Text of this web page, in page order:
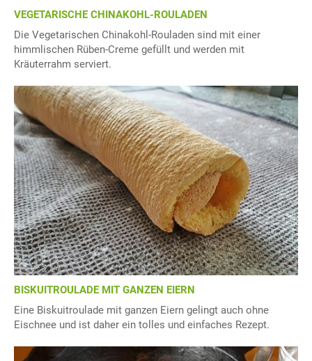
VEGETARISCHE CHINAKOHL-ROULADEN
Die Vegetarischen Chinakohl-Rouladen sind mit einer
himmlischen Rüben-Creme gefüllt und werden mit
Kräuterrahm serviert.
BISKUITROULADE MIT GANZEN EIERN
Eine Biskuitroulade mit ganzen Eiern gelingt auch ohne
Eischnee und ist daher ein tolles und einfaches Rezept.